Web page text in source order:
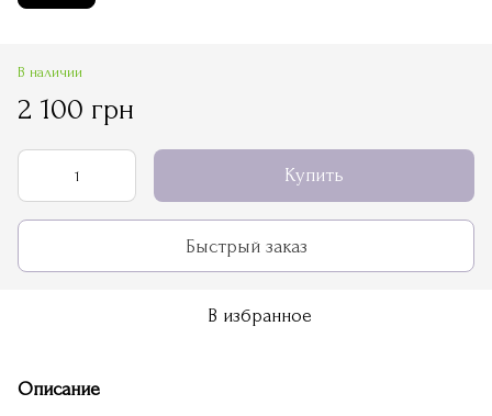
В наличии
2 100 грн
Купить
Быстрый заказ
В избранное
Описание